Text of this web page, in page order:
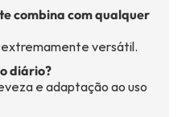
combina com qualquer
extremamente versátil.
diário?
e adaptação ao uso